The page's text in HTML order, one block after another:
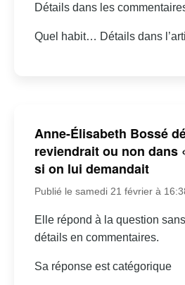
Détails dans les
Quel habit… Détails dans
Anne-Élisabeth Bossé
reviendrait ou non dans
si on lui demandait
Publié le samedi 21 février à
Elle répond à la question
détails en commentaires.
Sa réponse est catégorique